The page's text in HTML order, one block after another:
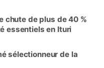
chute de plus de 40 %
essentiels en Ituri
sélectionneur de la